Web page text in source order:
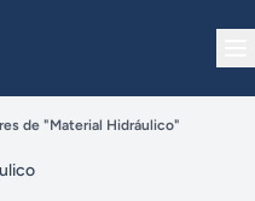
de "Material Hidráulico"